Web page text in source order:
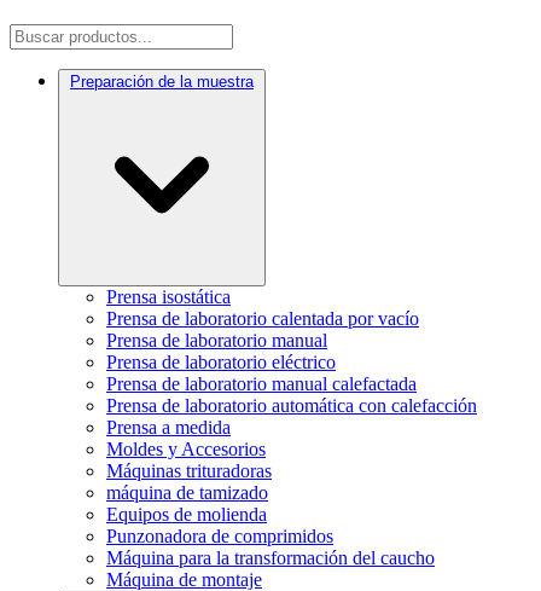
Preparación de la muestra
Prensa isostática
Prensa de laboratorio calentada por vacío
Prensa de laboratorio manual
Prensa de laboratorio eléctrico
Prensa de laboratorio manual calefactada
Prensa de laboratorio automática con calefacción
Prensa a medida
Moldes y Accesorios
Máquinas trituradoras
máquina de tamizado
Equipos de molienda
Punzonadora de comprimidos
Máquina para la transformación del caucho
Máquina de montaje